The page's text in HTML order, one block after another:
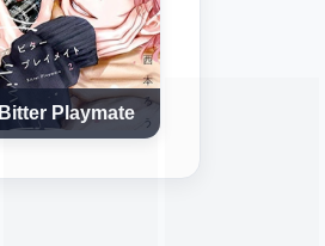
Bitter Playmate